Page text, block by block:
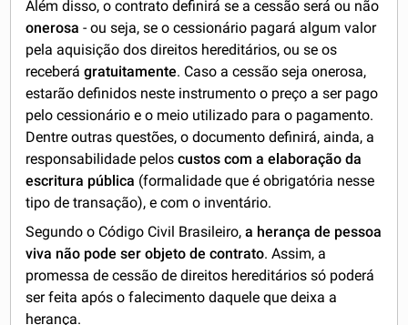
Além disso, o contrato definirá se a cessão será ou não
onerosa - ou seja, se o cessionário pagará algum valor
pela aquisição dos direitos hereditários, ou se os
receberágratuitamente. Caso a cessão seja onerosa,
estarão definidos neste instrumento o preço a ser pago
pelo cessionário e o meio utilizado para o pagamento.
Dentre outras questões, o documento definirá, ainda, a
responsabilidade peloscustos com a elaboração da
escritura pública (formalidade que é obrigatória nesse
tipo de transação), e com o inventário.
Segundo o Código Civil Brasileiro,a herança de pessoa
viva não pode ser objeto de contrato. Assim, a
promessa de cessão de direitos hereditários só poderá
ser feita após o falecimento daquele que deixa a
herança.